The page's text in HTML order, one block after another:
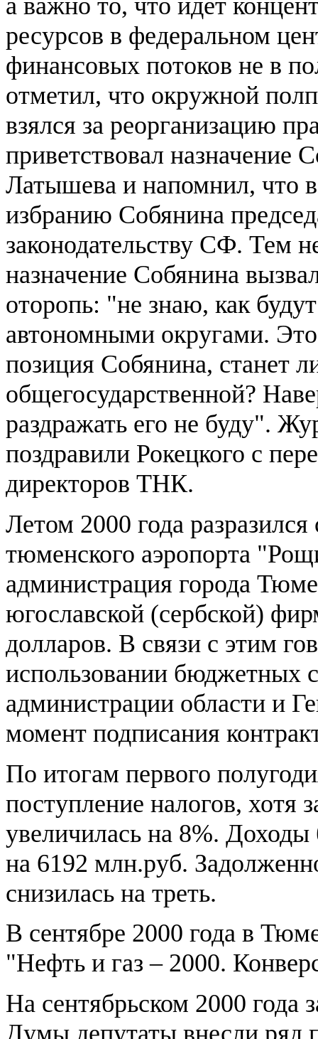
а важно то, что идет
ресурсов в федеральном
финансовых потоков не в
отметил, что окружной
взялся за реорганизацию
приветствовал назначение
Латышева и напомнил, что
избранию Собянина
законодательству СФ. Тем
назначение Собянина
оторопь: "не знаю, как
автономными округами.
позиция Собянина, станет
общегосударственной?
раздражать его не буду".
поздравили Рокецкого с
директоров ТНК.
Летом 2000 года
тюменского аэропорта
администрация города
югославской (сербской)
долларов. В связи с этим
использовании бюджетных
администрации области и
момент подписания
По итогам первого
поступление налогов, хотя
увеличилась на 8%.
на 6192 млн.руб.
снизилась на треть.
В сентябре 2000 года в
"Нефть и газ – 2000.
На сентябрьском 2000 года
Думы депутаты внесли ряд